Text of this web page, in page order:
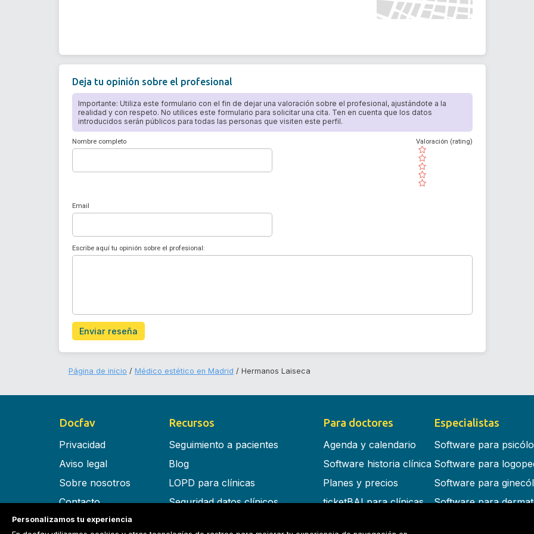
Deja tu opinión sobre el profesional
Importante: Utiliza este formulario con el fin de dejar una valoración sobre el profesional, ajustándote a la
realidad y con respeto. No utilices este formulario para solicitar una cita. Ten en cuenta que los datos
introducidos serán públicos para todas las personas que visiten este perfil.
Nombre completo
( )
( )
( )
( )
( )
Valoración (rating)
Email
Escribe aquí tu opinión sobre el profesional:
Enviar reseña
Página de inicio Médico estético en Madrid Hermanos Laiseca
Docfav
Privacidad
Aviso legal
Sobre nosotros
Contacto
Términos y condiciones
Recursos
Seguimiento a pacientes
Blog
LOPD para clínicas
Seguridad datos clínicos
Para doctores
Agenda y calendario
Software historia clínica
Planes y precios
ticketBAI para clínicas
Especialistas
Software para
Software para
Software para
Software para
Personalizamos tu experiencia